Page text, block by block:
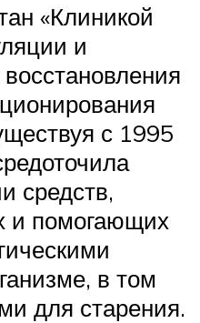
«Клиникой
и
с 1995
средств,
и помогающих
в том
для старения.